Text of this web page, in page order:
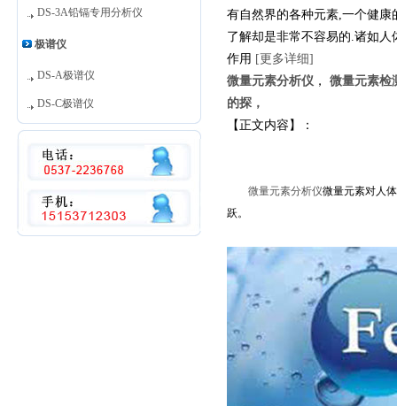
DS-3A铅镉专用分析仪
极谱仪
DS-A极谱仪
DS-C极谱仪
有自然界的各种元素,一个健
了解却是非常不容易的.诸如
作用 [更多详细]
微量元素分析仪 ， 微量元素检
的探，
【正文内容】：
微量元素分析仪微量元素对人
跃。